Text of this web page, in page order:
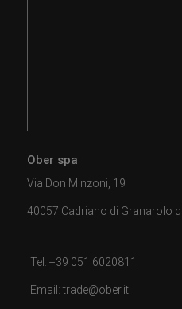
Ober spa
Via Don Minzoni, 19
40057 Cadriano di Granarolo
Tel. +39 051 6020811
Email: trade@ober.it